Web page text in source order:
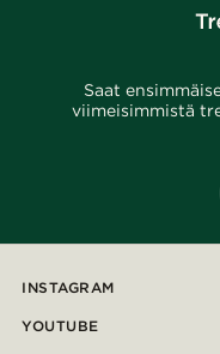
Saat
viimeisimmistä
INSTAGRAM
YOUTUBE